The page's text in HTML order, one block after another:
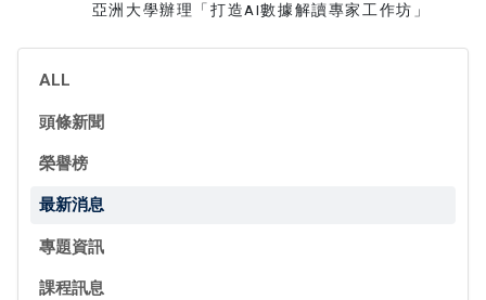
亞洲大學辦理「打造AI數據解讀專家工作坊」
ALL
頭條新聞
榮譽榜
最新消息
專題資訊
課程訊息